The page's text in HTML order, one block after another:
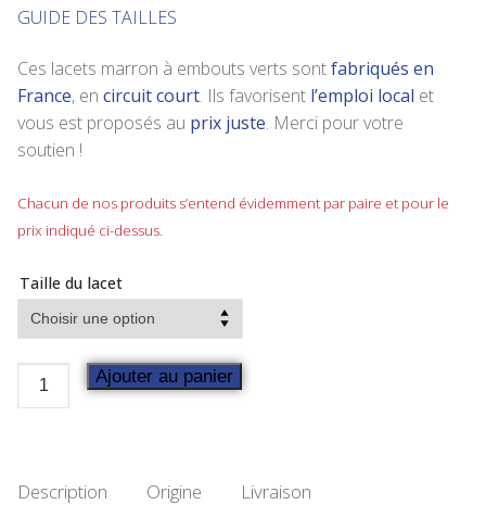
GUIDE DES TAILLES
Ces lacets marron à embouts verts sontfabriqués en
France, en circuit court. Ils favorisent l’emploi local et
vous est proposés au prix juste. Merci pour votre
soutien !
Chacun de nos produits s’entend évidemment par paire et pour le
prix indiqué ci-dessus.
Taille du lacet
Ajouter au panier
Description Origine Livraison